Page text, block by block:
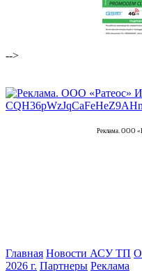
-->
Реклама. ООО
Главная Новости АСУ ТП О
2026 г. Партнеры Реклама